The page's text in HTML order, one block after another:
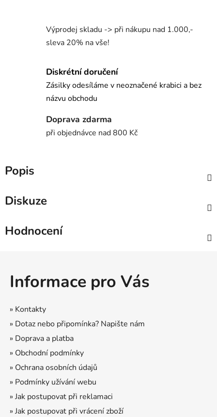
Výprodej skladu -> při nákupu nad 1.000,-
sleva 20% na vše!
Diskrétní doručení
Zásilky odesíláme v neoznačené krabici a bez
názvu obchodu
Doprava zdarma
při objednávce nad 800 Kč
Popis
Diskuze
Hodnocení
Informace pro Vás
» Kontakty
» Dotaz nebo připomínka? Napište nám
» Doprava a platba
» Obchodní podmínky
» Ochrana osobních údajů
» Podmínky užívání webu
» Jak postupovat při reklamaci
» Jak postupovat při vrácení zboží